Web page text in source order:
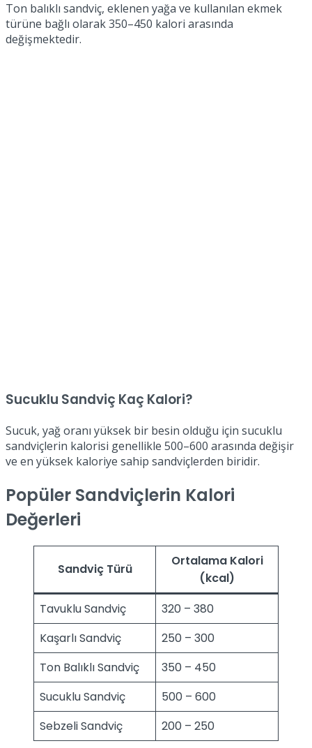
Ton balıklı sandviç, eklenen yağa ve kullanılan ekmek
türüne bağlı olarak 350–450 kalori arasında
değişmektedir.
Sucuklu Sandviç Kaç Kalori?
Sucuk, yağ oranı yüksek bir besin olduğu için sucuklu
sandviçlerin kalorisi genellikle 500–600 arasında değişir
ve en yüksek kaloriye sahip sandviçlerden biridir.
Popüler Sandviçlerin Kalori
Değerleri
Sandviç Türü
Ortalama Kalori
(kcal)
Tavuklu Sandviç
320 – 380
Kaşarlı Sandviç
250 – 300
Ton Balıklı Sandviç
350 – 450
Sucuklu Sandviç
500 – 600
Sebzeli Sandviç
200 – 250